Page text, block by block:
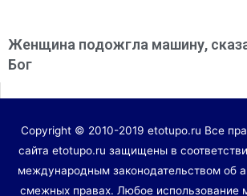
Женщина подожгла машину,
Бог
Copyright © 2010-2019 etotupo.ru Все
сайта etotupo.ru защищены в
международным законодательством об
смежных правах. Любое использование